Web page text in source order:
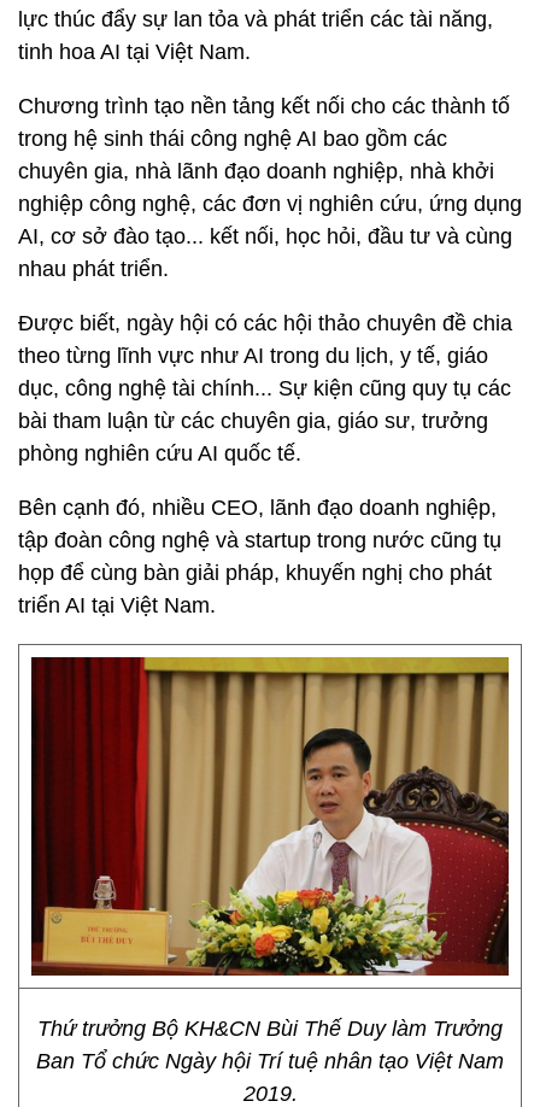
lực thúc đẩy sự lan tỏa và phát triển các tài năng,
tinh hoa AI tại Việt Nam.
Chương trình tạo nền tảng kết nối cho các thành tố
trong hệ sinh thái công nghệ AI bao gồm các
chuyên gia, nhà lãnh đạo doanh nghiệp, nhà khởi
nghiệp công nghệ, các đơn vị nghiên cứu, ứng dụng
AI, cơ sở đào tạo... kết nối, học hỏi, đầu tư và cùng
nhau phát triển.
Được biết, ngày hội có các hội thảo chuyên đề chia
theo từng lĩnh vực như AI trong du lịch, y tế, giáo
dục, công nghệ tài chính... Sự kiện cũng quy tụ các
bài tham luận từ các chuyên gia, giáo sư, trưởng
phòng nghiên cứu AI quốc tế.
Bên cạnh đó, nhiều CEO, lãnh đạo doanh nghiệp,
tập đoàn công nghệ và startup trong nước cũng tụ
họp để cùng bàn giải pháp, khuyến nghị cho phát
triển AI tại Việt Nam.
Thứ trưởng Bộ KH&CN Bùi Thế Duy làm Trưởng
Ban Tổ chức Ngày hội Trí tuệ nhân tạo Việt Nam
2019.